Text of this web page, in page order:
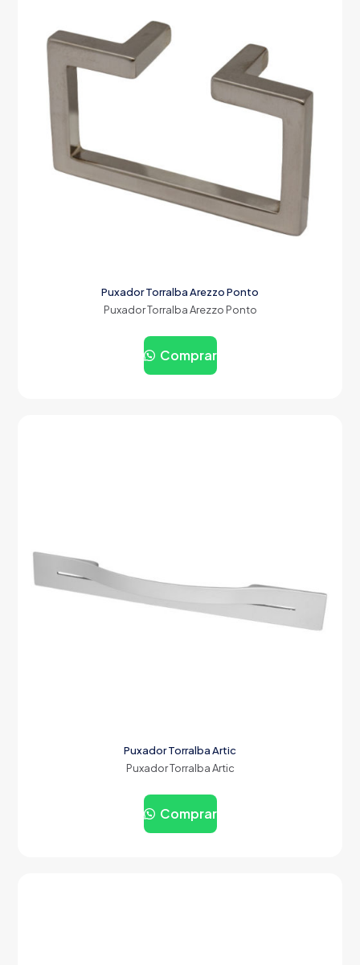
Puxador Torralba Arezzo Ponto
Puxador Torralba Arezzo Ponto
Comprar
Puxador Torralba Artic
Puxador Torralba Artic
Comprar